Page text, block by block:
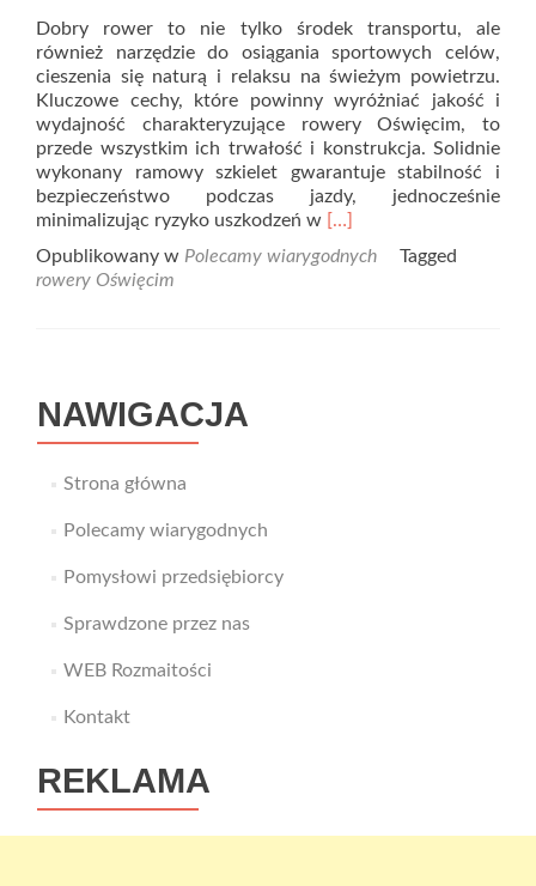
Dobry rower to nie tylko środek transportu, ale
również narzędzie do osiągania sportowych celów,
cieszenia się naturą i relaksu na świeżym powietrzu.
Kluczowe cechy, które powinny wyróżniać jakość i
wydajność charakteryzujące rowery Oświęcim, to
przede wszystkim ich trwałość i konstrukcja. Solidnie
wykonany ramowy szkielet gwarantuje stabilność i
bezpieczeństwo podczas jazdy, jednocześnie
minimalizując ryzyko uszkodzeń w Read
about
[…]
Opublikowany w Polecamy wiarygodnych
Tagged
rowery Oświęcim
NAWIGACJA
Strona główna
Polecamy wiarygodnych
Pomysłowi przedsiębiorcy
Sprawdzone przez nas
WEB Rozmaitości
Kontakt
REKLAMA